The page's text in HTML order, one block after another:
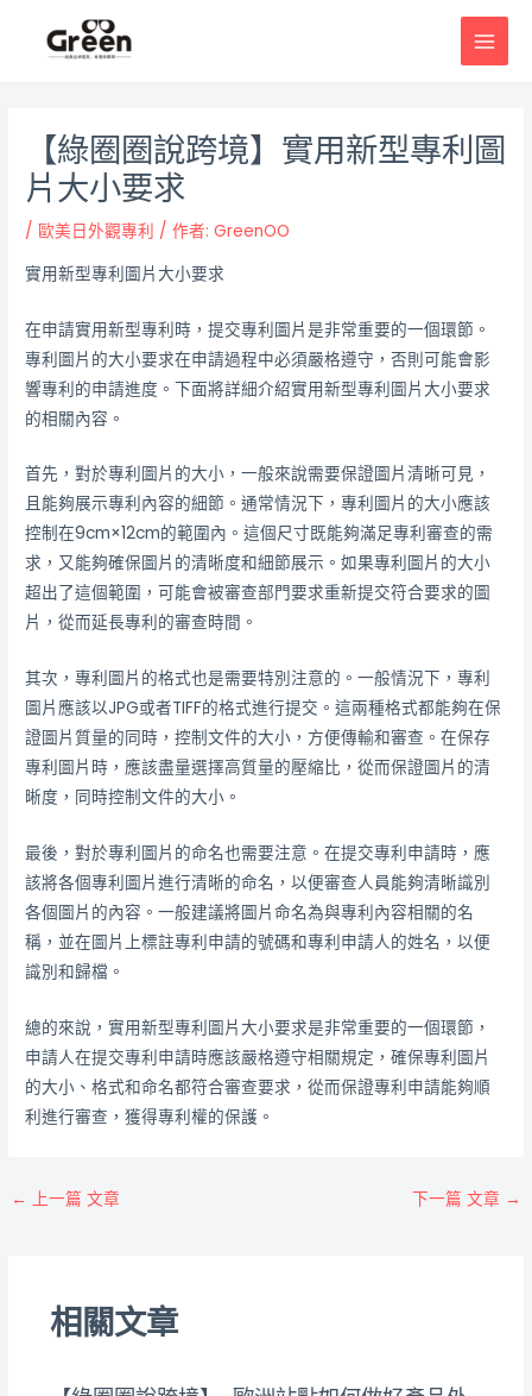
【綠圈圈說跨境】實用新型專利圖
片大小要求
/歐美日外觀專利 / 作者:GreenOO
實用新型專利圖片大小要求
在申請實用新型專利時，提交專利圖片是非常重要的一個環節。
專利圖片的大小要求在申請過程中必須嚴格遵守，否則可能會影
響專利的申請進度。下面將詳細介紹實用新型專利圖片大小要求
的相關內容。
首先，對於專利圖片的大小，一般來說需要保證圖片清晰可見，
且能夠展示專利內容的細節。通常情況下，專利圖片的大小應該
控制在9cm×12cm的範圍內。這個尺寸既能夠滿足專利審查的需
求，又能夠確保圖片的清晰度和細節展示。如果專利圖片的大小
超出了這個範圍，可能會被審查部門要求重新提交符合要求的圖
片，從而延長專利的審查時間。
其次，專利圖片的格式也是需要特別注意的。一般情況下，專利
圖片應該以JPG或者TIFF的格式進行提交。這兩種格式都能夠在保
證圖片質量的同時，控制文件的大小，方便傳輸和審查。在保存
專利圖片時，應該盡量選擇高質量的壓縮比，從而保證圖片的清
晰度，同時控制文件的大小。
最後，對於專利圖片的命名也需要注意。在提交專利申請時，應
該將各個專利圖片進行清晰的命名，以便審查人員能夠清晰識別
各個圖片的內容。一般建議將圖片命名為與專利內容相關的名
稱，並在圖片上標註專利申請的號碼和專利申請人的姓名，以便
識別和歸檔。
總的來說，實用新型專利圖片大小要求是非常重要的一個環節，
申請人在提交專利申請時應該嚴格遵守相關規定，確保專利圖片
的大小、格式和命名都符合審查要求，從而保證專利申請能夠順
利進行審查，獲得專利權的保護。
← 上一篇 文章 下一篇 文章 →
相關文章